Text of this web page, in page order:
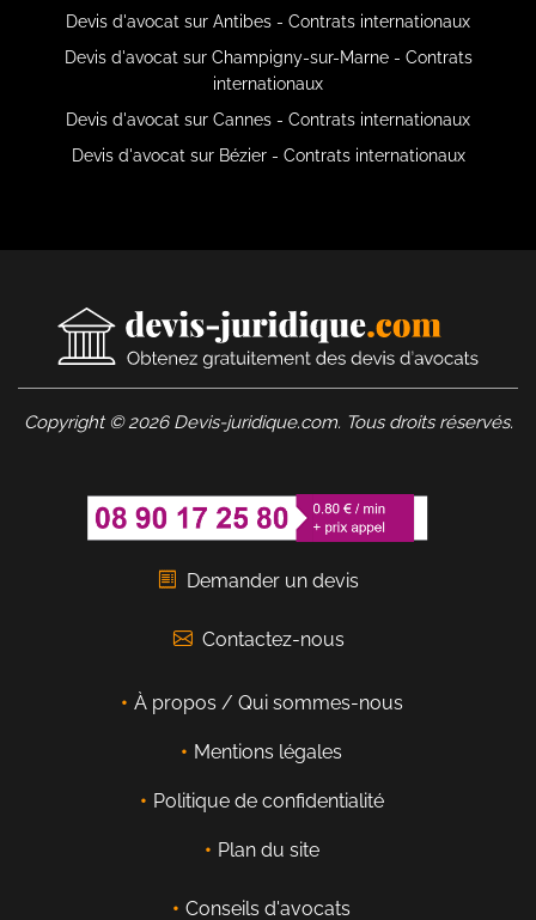
Devis d'avocat sur Antibes - Contrats internationaux
Devis d'avocat sur Champigny-sur-Marne - Contrats
internationaux
Devis d'avocat sur Cannes - Contrats internationaux
Devis d'avocat sur Bézier - Contrats internationaux
Copyright © 2026 Devis-juridique.com. Tous droits réservés.
Demander un devis
Contactez-nous
À propos / Qui sommes-nous
Mentions légales
Politique de confidentialité
Plan du site
Conseils d'avocats